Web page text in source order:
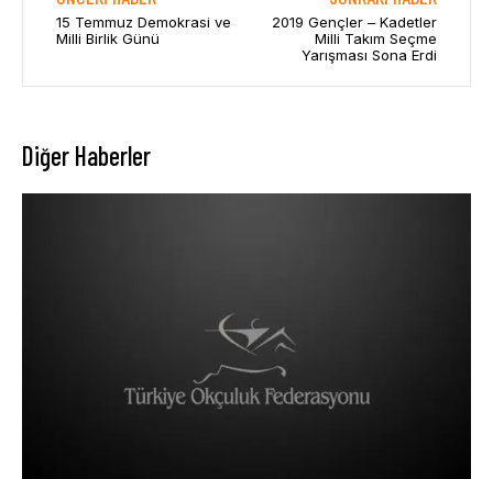
15 Temmuz Demokrasi ve
Milli Birlik Günü
2019 Gençler – Kadetler
Milli Takım Seçme
Yarışması Sona Erdi
Diğer Haberler